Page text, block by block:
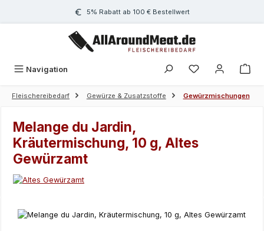
Zum Hauptinhalt springen5% Rabatt ab 100 € Bestellwert
Navigation
Fleischereibedarf Gewürze & Zusatzstoffe Gewürzmischungen
Melange du Jardin,
Kräutermischung, 10 g, Altes
Gewürzamt
Bildergalerie überspringen